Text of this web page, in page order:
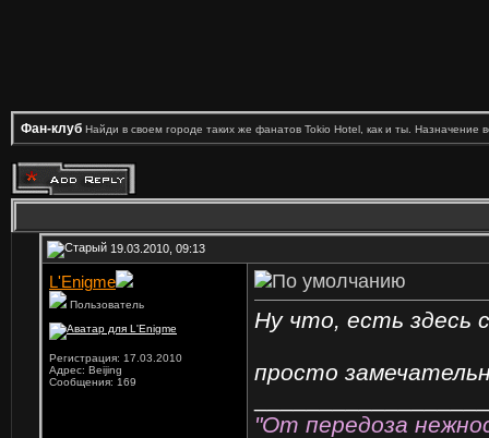
Фан-клуб Найди в своем городе таких же фанатов Tokio Hotel, как и ты. Назначение
19.03.2010, 09:13
L'Enigme
Пользователь
Регистрация: 17.03.2010
Адрес: Beijing
Сообщения: 169
Ну что, есть здесь
просто
"От передоза